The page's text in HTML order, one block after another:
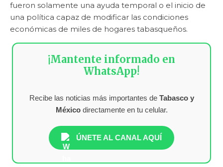
fueron solamente una ayuda temporal o el inicio de
una política capaz de modificar las condiciones
económicas de miles de hogares tabasqueños.
¡Mantente informado en
WhatsApp!
Recibe las noticias más importantes de Tabasco y
Méxicodirectamente en tu celular.
ÚNETE AL CANAL AQUÍ